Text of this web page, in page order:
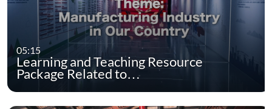
05:15
Learning and Teaching Resource
Package Related to…